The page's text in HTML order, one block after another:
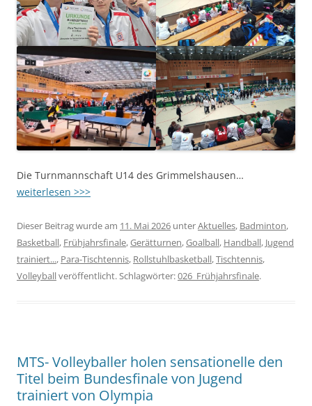
Die Turnmannschaft U14 des Grimmelshausen…
weiterlesen >>>
Dieser Beitrag wurde am 11. Mai 2026 unterAktuelles, Badminton,
Basketball, Frühjahrsfinale,Gerätturnen,Goalball, Handball, Jugend
trainiert..., Para-Tischtennis, Rollstuhlbasketball,Tischtennis,
Volleyballveröffentlicht. Schlagwörter:026_Frühjahrsfinale.
MTS- Volleyballer holen sensationelle den
Titel beim Bundesfinale von Jugend
trainiert von Olympia